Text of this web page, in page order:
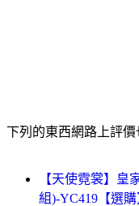
下列的東西網路上評
【天使霓裳】皇
組)-YC419【選購